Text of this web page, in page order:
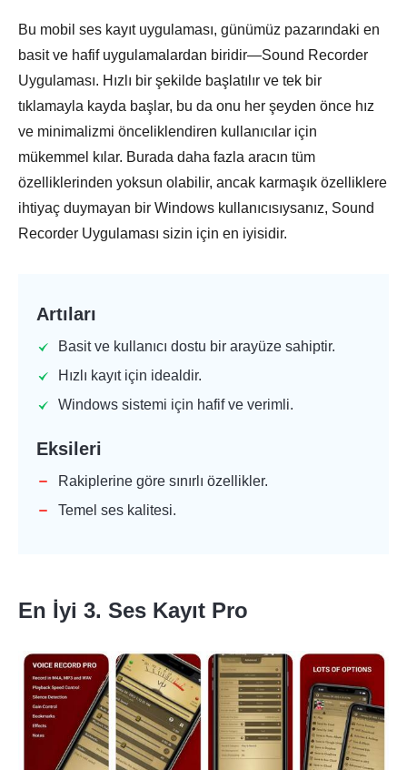
Bu mobil ses kayıt uygulaması, günümüz pazarındaki en
basit ve hafif uygulamalardan biridir—Sound Recorder
Uygulaması. Hızlı bir şekilde başlatılır ve tek bir
tıklamayla kayda başlar, bu da onu her şeyden önce hız
ve minimalizmi önceliklendiren kullanıcılar için
mükemmel kılar. Burada daha fazla aracın tüm
özelliklerinden yoksun olabilir, ancak karmaşık özelliklere
ihtiyaç duymayan bir Windows kullanıcısıysanız, Sound
Recorder Uygulaması sizin için en iyisidir.
Artıları
Basit ve kullanıcı dostu bir arayüze sahiptir.
Hızlı kayıt için idealdir.
Windows sistemi için hafif ve verimli.
Eksileri
Rakiplerine göre sınırlı özellikler.
Temel ses kalitesi.
En İyi 3. Ses Kayıt Pro